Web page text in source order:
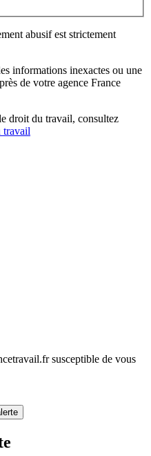
abusif est strictement
informations inexactes ou une
de votre agence France
droit du travail, consultez
travail
susceptible de vous